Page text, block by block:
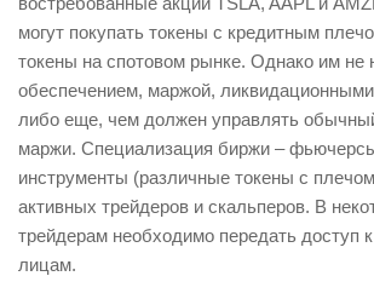
могут покупать токены с кредитным
токены на спотовом рынке. Однако им не
обеспечением, маржой,
либо еще, чем должен управлять
маржи. Специализация биржи –
инструменты (различные токены с
активных трейдеров и скальперов. В
трейдерам необходимо передать доступ
лицам.